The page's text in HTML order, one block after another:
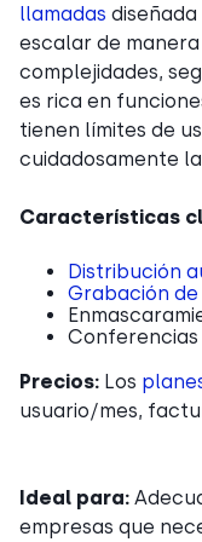
llamadas
escalar de
complejidades,
es rica en
tienen límites de
cuidadosamente
Características
Distribución
Grabación
Precios: Los
usuario/mes,
Ideal para:
empresas que